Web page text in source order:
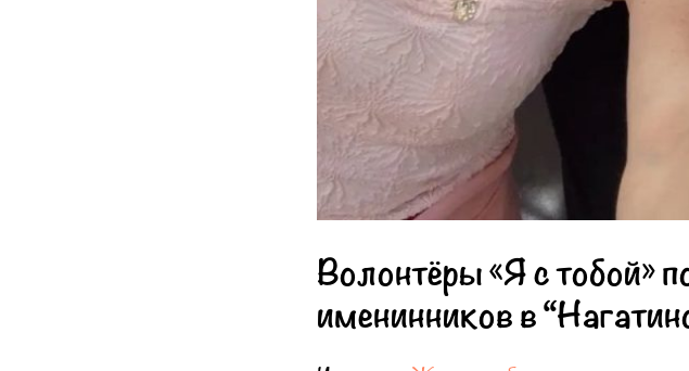
Волонтёры «Я с тобой»
именинников в